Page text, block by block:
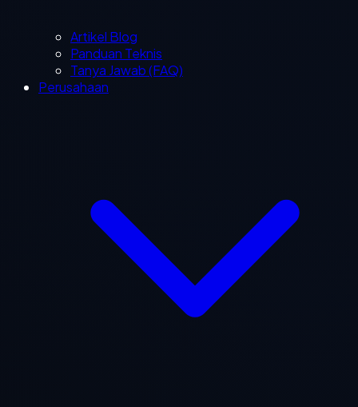
Artikel Blog
Panduan Teknis
Tanya Jawab (FAQ)
Perusahaan